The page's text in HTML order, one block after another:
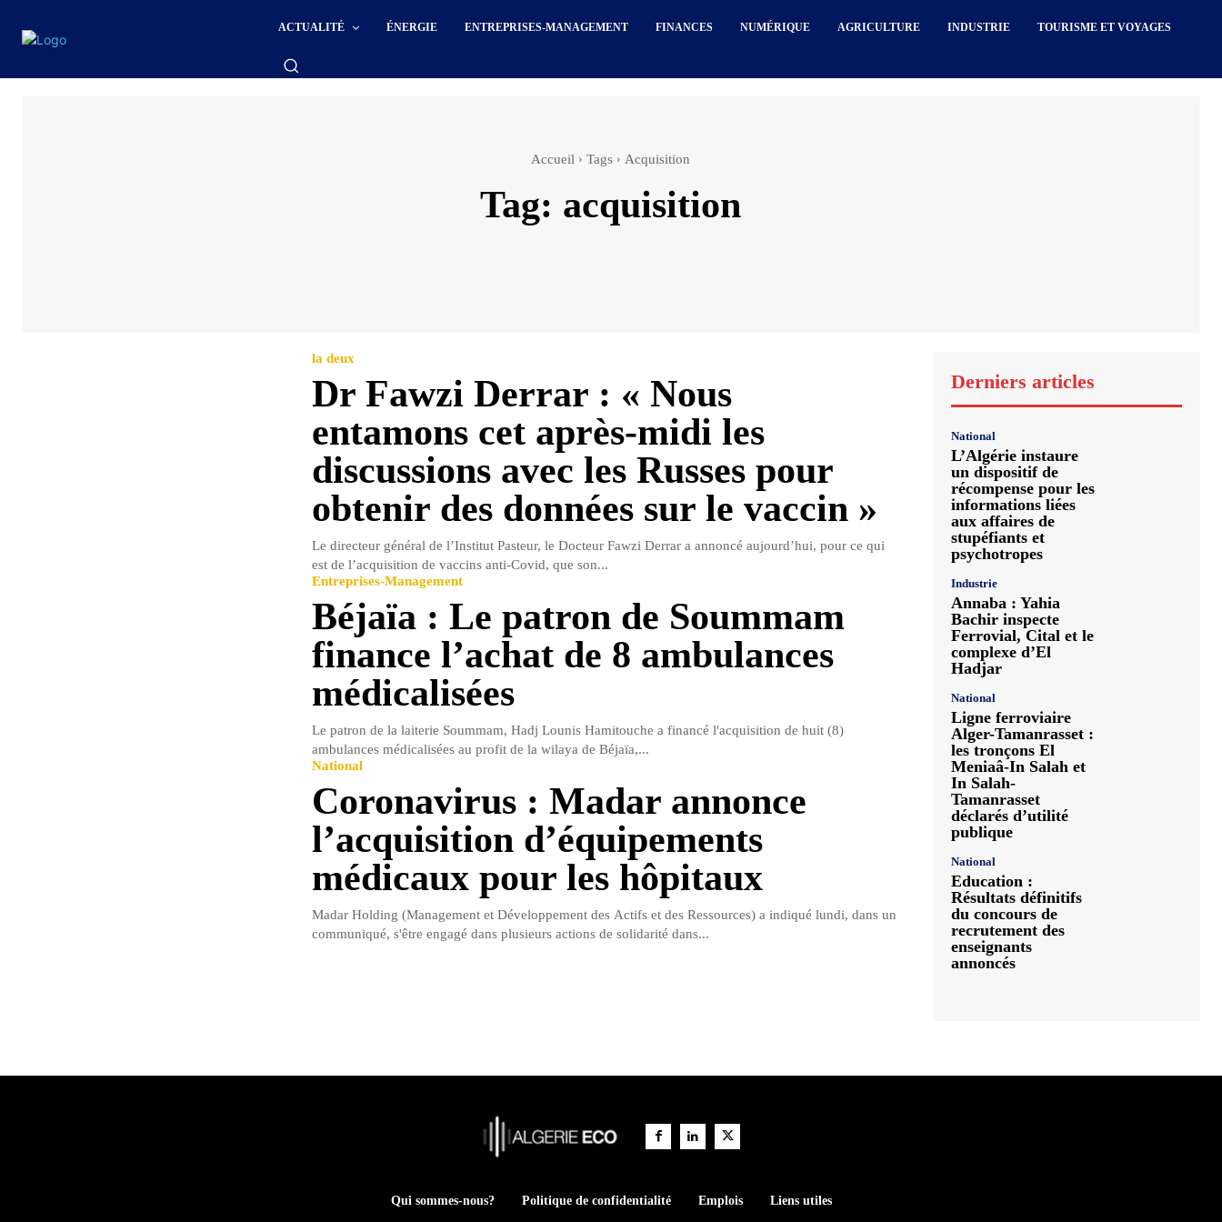
ACTUALITÉ ÉNERGIE ENTREPRISES-MANAGEMENT FINANCES NUMÉRIQUE AGRICULTURE INDUSTRIE TOURISME ET VOYAGES
Accueil Tags Acquisition
Tag: acquisition
la deux
Dr Fawzi Derrar : « Nous
entamons cet après-midi les
discussions avec les Russes pour
obtenir des données sur le vaccin »
Le directeur général de l’Institut Pasteur, le Docteur Fawzi Derrar a annoncé aujourd’hui, pour ce qui
est de l’acquisition de vaccins anti-Covid, que son...
Entreprises-Management
Béjaïa : Le patron de Soummam
finance l’achat de 8 ambulances
médicalisées
Le patron de la laiterie Soummam, Hadj Lounis Hamitouche a financé l'acquisition de huit (8)
ambulances médicalisées au profit de la wilaya de Béjaïa,...
National
Coronavirus : Madar annonce
l’acquisition d’équipements
médicaux pour les hôpitaux
Madar Holding (Management et Développement des Actifs et des Ressources) a indiqué lundi, dans un
communiqué, s'être engagé dans plusieurs actions de solidarité dans...
Derniers articles
National
L’Algérie instaure
un dispositif de
récompense pour les
informations liées
aux affaires de
stupéfiants et
psychotropes
Industrie
Annaba : Yahia
Bachir inspecte
Ferrovial, Cital et le
complexe d’El
Hadjar
National
Ligne ferroviaire
Alger-Tamanrasset :
les tronçons El
Meniaâ-In Salah et
In Salah-
Tamanrasset
déclarés d’utilité
publique
National
Education :
Résultats définitifs
du concours de
recrutement des
enseignants
annoncés
Qui sommes-nous? Politique de confidentialité Emplois Liens utiles